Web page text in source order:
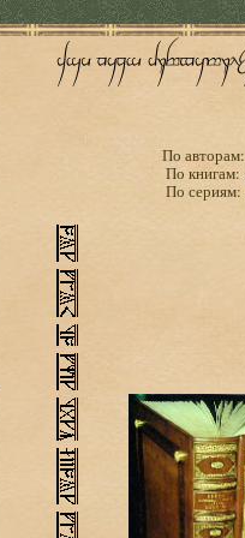
По авторам:
По книгам:
По сериям: